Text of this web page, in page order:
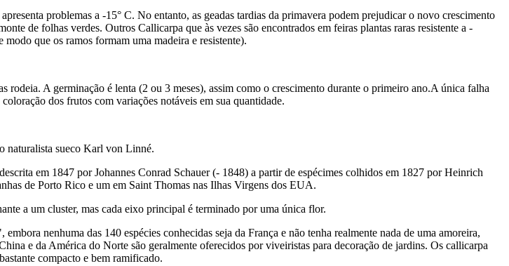
problemas a -15° C. No entanto, as geadas tardias da primavera podem prejudicar o novo crescimento
de folhas verdes. Outros Callicarpa que às vezes são encontrados em feiras plantas raras resistente a -
que os ramos formam uma madeira e resistente).
rodeia. A germinação é lenta (2 ou 3 meses), assim como o crescimento durante o primeiro ano.A única falha
dos frutos com variações notáveis ​​em sua quantidade.
naturalista sueco Karl von Linné.
em 1847 por Johannes Conrad Schauer (- 1848) a partir de espécimes colhidos em 1827 por Heinrich
de Porto Rico e um em Saint Thomas nas Ilhas Virgens dos EUA.
a um cluster, mas cada eixo principal é terminado por uma única flor.
nenhuma das 140 espécies conhecidas seja da França e não tenha realmente nada de uma amoreira,
e da América do Norte são geralmente oferecidos por viveiristas para decoração de jardins. Os callicarpa
compacto e bem ramificado.